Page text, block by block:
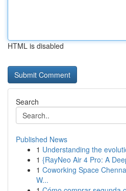
HTML is disabled
Search
Published News
1 Understanding the
1 {RayNeo Air 4 Pro: A
1 Coworking Space
W...